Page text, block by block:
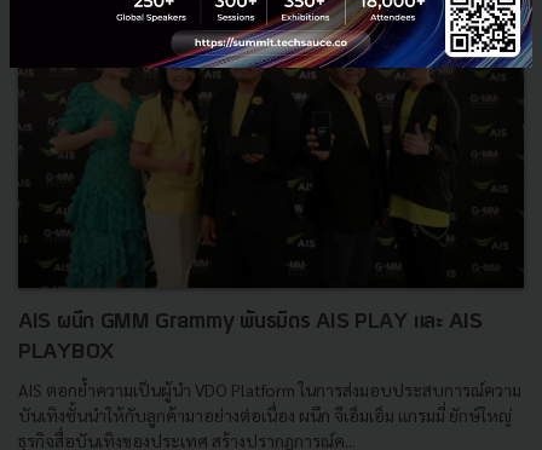
AIS ผนึก GMM Grammy พันธมิตร AIS PLAY และ AIS
PLAYBOX
AIS ตอกย้ำความเป็นผู้นำ VDO Platform ในการส่งมอบประสบการณ์ความ
บันเทิงชั้นนำให้กับลูกค้ามาอย่างต่อเนื่อง ผนึก จีเอ็มเอ็ม แกรมมี่ ยักษ์ใหญ่
ธุรกิจสื่อบันเทิงของประเทศ สร้างปรากฎการณ์ค...